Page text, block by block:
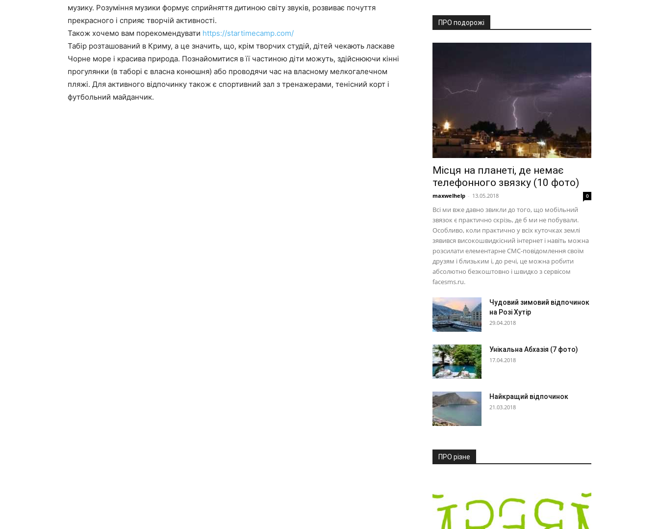
музику. Розуміння музики формує сприйняття дитиною світу звуків, розвиває почуття
прекрасного і сприяє творчій активності.
Також хочемо вам порекомендувати https://startimecamp.com/
Табір розташований в Криму, а це значить, що, крім творчих студій, дітей чекають ласкаве
Чорне море і красива природа. Познайомитися в її частиною діти можуть, здійснюючи кінні
прогулянки (в таборі є власна конюшня) або проводячи час на власному мелкогалечном
пляжі. Для активного відпочинку також є спортивний зал з тренажерами, тенісний корт і
футбольний майданчик.
ПРО подорожі
Місця на планеті, де немає
телефонного звязку (10 фото)
maxwelhelp - 13.05.2018 0
Всі ми вже давно звикли до того, що мобільний
звязок є практично скрізь, де б ми не побували.
Особливо, коли практично у всіх куточках землі
зявився високошвидкісний інтернет і навіть можна
розсилати елементарне СМС-повідомлення своїм
друзям і близьким і, до речі, це можна робити
абсолютно безкоштовно і швидко з сервісом
facesms.ru.
Чудовий зимовий відпочинок
на Розі Хутір
29.04.2018
Унікальна Абхазія (7 фото)
17.04.2018
Найкращий відпочинок
21.03.2018
ПРО різне